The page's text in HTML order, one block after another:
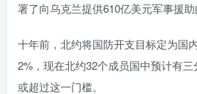
署了向乌克兰提供610亿美元军事援助
十年前，北约将国防开支目标定为国
2%，现在北约32个成员国中预计有
或超过这一门槛。